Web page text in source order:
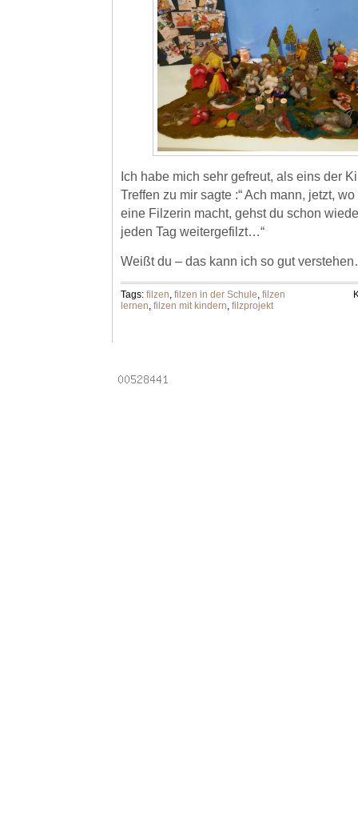
Ich habe mich sehr gefreut, als eins der
Treffen zu mir sagte :“ Ach mann, jetzt,
eine Filzerin macht, gehst du schon
jeden Tag weitergefilzt…“
Weißt du – das kann ich so gut
Tags: filzen, filzen in der Schule, filzen
lernen, filzen mit kindern, filzprojekt